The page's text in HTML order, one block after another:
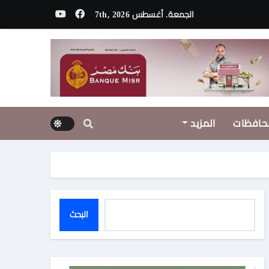
الفنانين العرب يهنىء المكرمين
الجمعة. أغسطس 7th, 2026
المزيد
البحث